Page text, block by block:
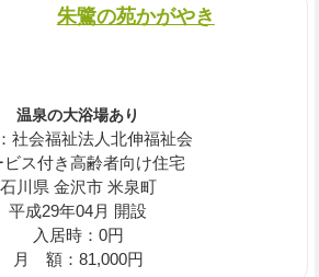
朱鷺の苑かがやき
温泉の大浴場あり
社会福祉法人北伸福祉会
ビス付き高齢者向け住宅
石川県 金沢市 米泉町
平成29年04月 開設
入居時：0円
月 額：81,000円